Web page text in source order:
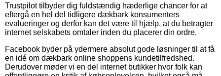
Trustpilot tilbyder dig fuldstændig hæderlige chancer for at
eftergå en hel del tidligere dækbark konsumenters
evalueringer og derfor kan det være til hjælp, at du betragter
internet selskabets omtaler inden du placerer din ordre.
Facebook byder på ydermere absolut gode løsninger til at få
en idé om dækbark online shoppens kundetilfredshed.
Derudover møder vi en del internet butikker hvor folk kan